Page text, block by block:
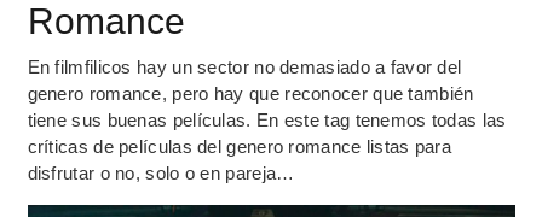
Romance
En filmfilicos hay un sector no demasiado a favor del
genero romance, pero hay que reconocer que también
tiene sus buenas películas. En este tag tenemos todas las
críticas de películas del genero romance listas para
disfrutar o no, solo o en pareja…